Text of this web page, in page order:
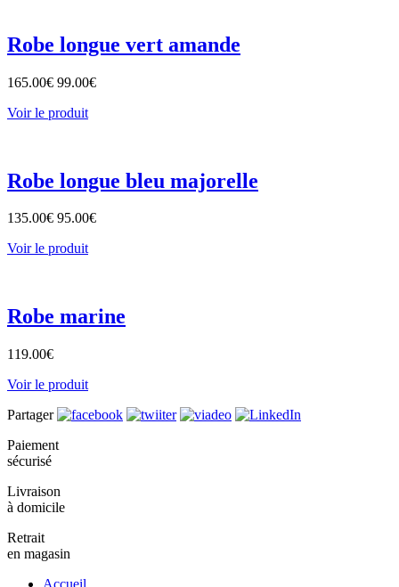
Robe longue vert amande
165.00€ 99.00€
Voir le produit
Robe longue bleu majorelle
135.00€ 95.00€
Voir le produit
Robe marine
119.00€
Voir le produit
Partager
Paiement
sécurisé
Livraison
à domicile
Retrait
en magasin